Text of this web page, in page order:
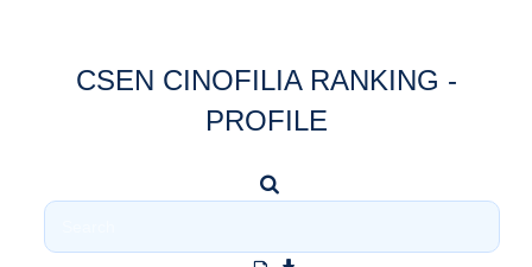
CSEN CINOFILIA RANKING -
PROFILE